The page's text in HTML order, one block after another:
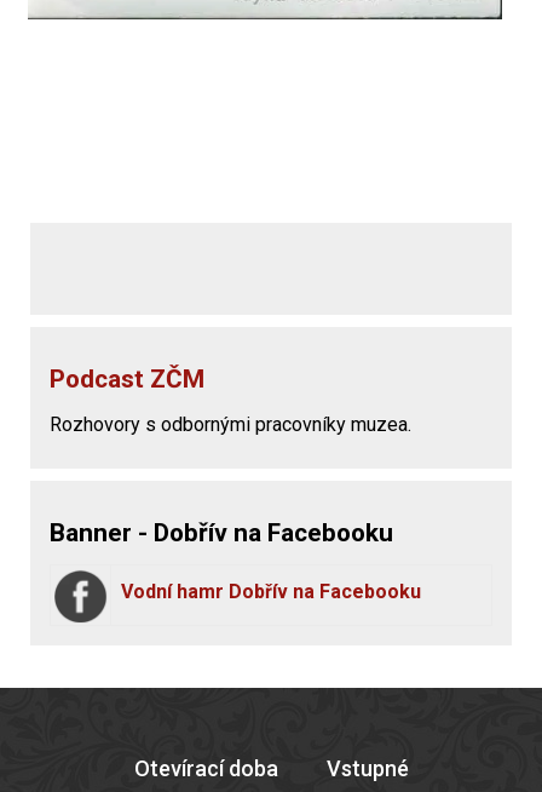
Podcast ZČM
Rozhovory s odbornými pracovníky muzea.
Banner - Dobřív na Facebooku
Vodní hamr Dobřív na Facebooku
Otevírací doba
Vstupné